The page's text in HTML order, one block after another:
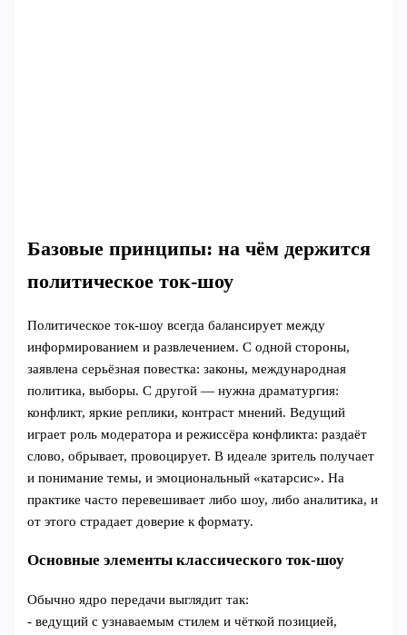
Базовые принципы: на чём держится
политическое ток‑шоу
Политическое ток‑шоу всегда балансирует между
информированием и развлечением. С одной стороны,
заявлена серьёзная повестка: законы, международная
политика, выборы. С другой — нужна драматургия:
конфликт, яркие реплики, контраст мнений. Ведущий
играет роль модератора и режиссёра конфликта: раздаёт
слово, обрывает, провоцирует. В идеале зритель получает
и понимание темы, и эмоциональный «катарсис». На
практике часто перевешивает либо шоу, либо аналитика, и
от этого страдает доверие к формату.
Основные элементы классического ток‑шоу
Обычно ядро передачи выглядит так:
- ведущий с узнаваемым стилем и чёткой позицией,